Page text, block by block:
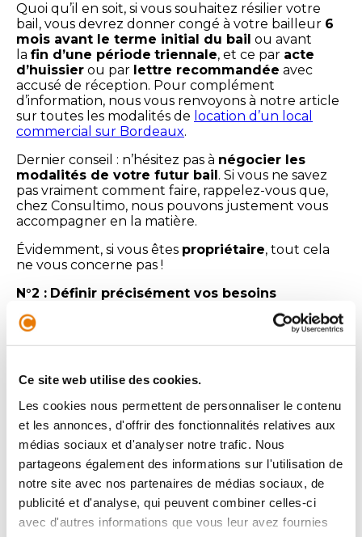
Ce site web utilise des cookies.
Les cookies nous permettent de personnaliser le contenu
et les annonces, d'offrir des fonctionnalités relatives aux
médias sociaux et d'analyser notre trafic. Nous
partageons également des informations sur l'utilisation de
notre site avec nos partenaires de médias sociaux, de
publicité et d'analyse, qui peuvent combiner celles-ci
avec d'autres informations que vous leur avez fournies
Quoi qu’il en soit, si vous souhaitez résilier votre
bail, vous devrez donner congé à votre bailleur 6
mois avant le terme initial du bail ou avant
la fin d’une période triennale, et ce par acte
d’huissier ou par lettre recommandée avec
accusé de réception. Pour complément
d’information, nous vous renvoyons à notre article
sur toutes les modalités de location d’un local
commercial sur Bordeaux.
Dernier conseil : n’hésitez pas à négocier les
modalités de votre futur bail. Si vous ne savez
pas vraiment comment faire, rappelez-vous que,
chez Consultimo, nous pouvons justement vous
accompagner en la matière.
Évidemment, si vous êtes propriétaire, tout cela
ne vous concerne pas !
N°2 : Définir précisément vos besoins
Une
étape absolument indispensableavant de
se lancer dans la recherche d’un local.
loyer, les charges dues au local, les frais du
déménagement, les honoraires d’agence…
Uncahier des chargesoù vous listerez de
façon exhaustive les différents critères et
caractéristiques de vos futurs bureaux : dans
quel secteur ? Combien de m² ? Avec
parking ? Etc.
Chez Consultimo, nous tâchons d’identifier les